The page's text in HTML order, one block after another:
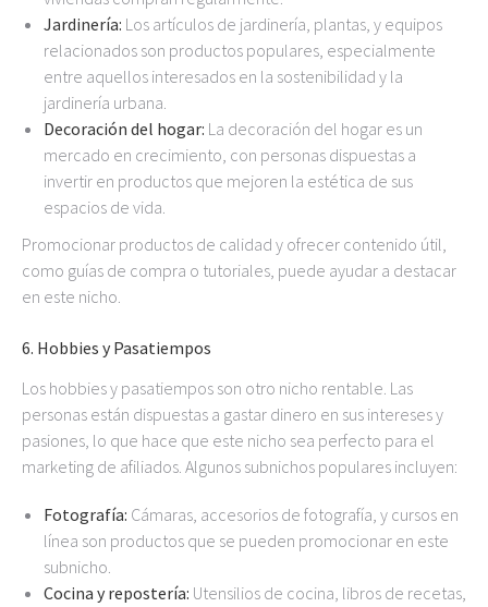
Jardinería: Los artículos de jardinería, plantas, y equipos
relacionados son productos populares, especialmente
entre aquellos interesados en la sostenibilidad y la
jardinería urbana.
Decoración del hogar: La decoración del hogar es un
mercado en crecimiento, con personas dispuestas a
invertir en productos que mejoren la estética de sus
espacios de vida.
Promocionar productos de calidad y ofrecer contenido útil,
como guías de compra o tutoriales, puede ayudar a destacar
en este nicho.
6. Hobbies y Pasatiempos
Los hobbies y pasatiempos son otro nicho rentable. Las
personas están dispuestas a gastar dinero en sus intereses y
pasiones, lo que hace que este nicho sea perfecto para el
marketing de afiliados. Algunos subnichos populares incluyen:
Fotografía: Cámaras, accesorios de fotografía, y cursos en
línea son productos que se pueden promocionar en este
subnicho.
Cocina y repostería: Utensilios de cocina, libros de recetas,